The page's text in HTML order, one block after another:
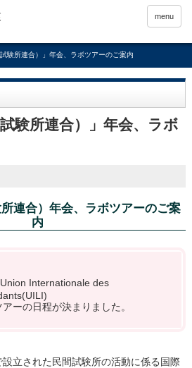
menu
験所連合）」年会、ラボツアーのご案内
験所連合）」年会、ラボ
連合）年会、ラボツアーのご案
内
Internationale des
ーの日程が決まりました。
立された民間試験所の活動に係る国際